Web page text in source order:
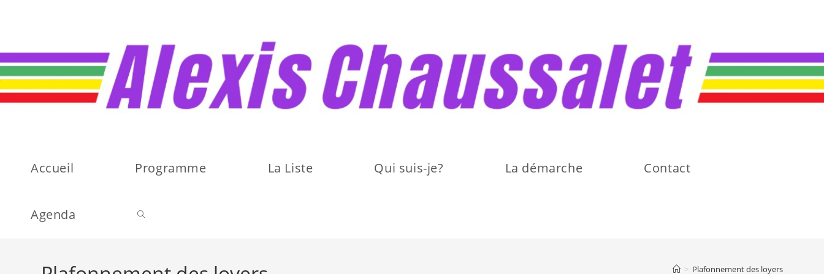
Accueil Programme La Liste Qui suis-je? La démarche Contact
Agenda Toggle
> Plafonnement des loyers